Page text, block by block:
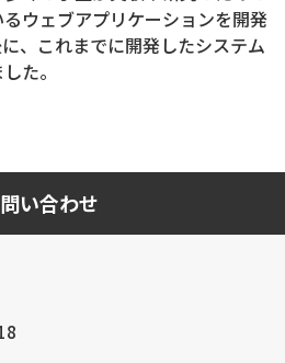
ウェブアプリケーションを開発
、これまでに開発したシステム
た。
い合わせ